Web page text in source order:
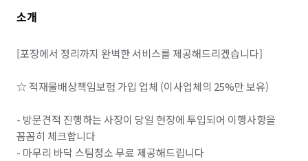
소개
[포장에서 정리까지 완벽한 서비스를 제공해드리겠습니다]
☆ 적재물배상책임보험 가입 업체 (이사업체의 25%만 보유)
- 방문견적 진행하는 사장이 당일 현장에 투입되어 이행사항을
꼼꼼히 체크합니다
- 마무리 바닥 스팀청소 무료 제공해드립니다